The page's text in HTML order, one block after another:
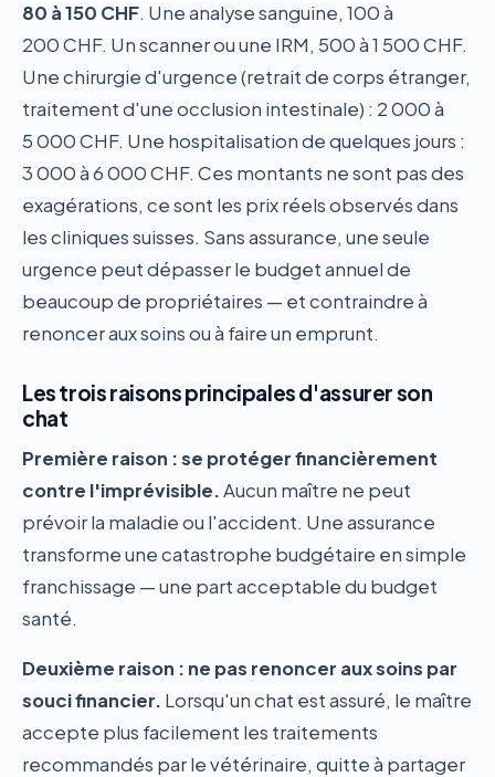
80 à 150 CHF. Une analyse sanguine, 100 à
200 CHF. Un scanner ou une IRM, 500 à 1 500 CHF.
Une chirurgie d'urgence (retrait de corps étranger,
traitement d'une occlusion intestinale) : 2 000 à
5 000 CHF. Une hospitalisation de quelques jours :
3 000 à 6 000 CHF. Ces montants ne sont pas des
exagérations, ce sont les prix réels observés dans
les cliniques suisses. Sans assurance, une seule
urgence peut dépasser le budget annuel de
beaucoup de propriétaires — et contraindre à
renoncer aux soins ou à faire un emprunt.
Les trois raisons principales d'assurer son
chat
Première raison : se protéger financièrement
contre l'imprévisible.Aucun maître ne peut
prévoir la maladie ou l'accident. Une assurance
transforme une catastrophe budgétaire en simple
franchissage — une part acceptable du budget
santé.
Deuxième raison : ne pas renoncer aux soins par
souci financier. Lorsqu'un chat est assuré, le maître
accepte plus facilement les traitements
recommandés par le vétérinaire, quitte à partager